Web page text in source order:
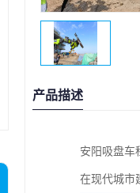
产品描述
安阳吸盘车
在现代城市